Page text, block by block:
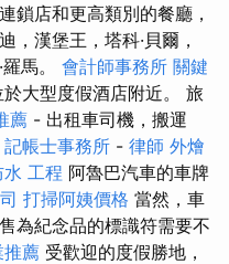
鎖店和更高類別的餐廳，
，漢堡王，塔科·貝爾，
馬。 會計師事務所 關鍵
大型度假酒店附近。 旅
薦 - 出租車司機，搬運
記帳士事務所 - 律師 外燴
水 工程 阿魯巴汽車的車牌
打掃阿姨價格 當然，車
為紀念品的標識符需要不
推薦 受歡迎的度假勝地，